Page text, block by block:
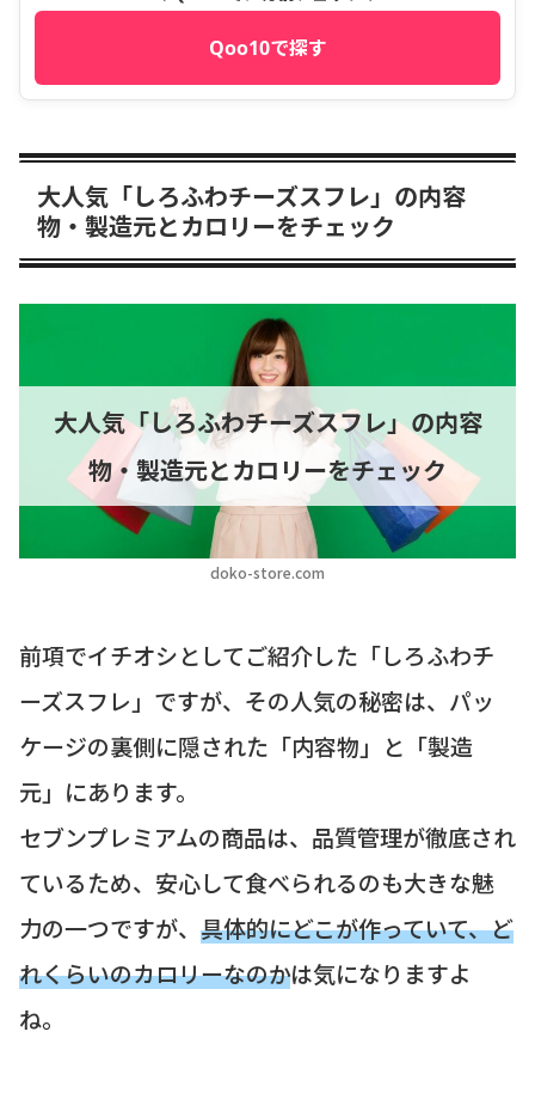
Qoo10で探す
大人気「しろふわチーズスフレ」の内容
物・製造元とカロリーをチェック
doko-store.com
大人気「しろふわチーズスフレ」の内容
物・製造元とカロリーをチェック
前項でイチオシとしてご紹介した「しろふわチ
ーズスフレ」ですが、その人気の秘密は、パッ
ケージの裏側に隠された「内容物」と「製造
元」にあります。
セブンプレミアムの商品は、品質管理が徹底され
ているため、安心して食べられるのも大きな魅
力の一つですが、 具体的にどこが作っていて、ど
れくらいのカロリーなのかは気になりますよ
ね。